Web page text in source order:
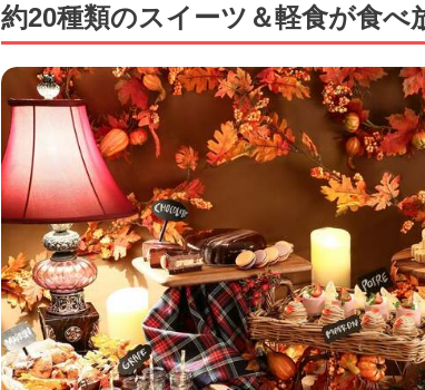
約20種類のスイーツ＆軽食が食べ